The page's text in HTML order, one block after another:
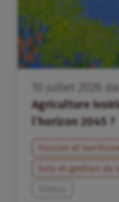
juillet
Agriculture
l’horizon 2045 ?
Foncier et
Sols et gestion de